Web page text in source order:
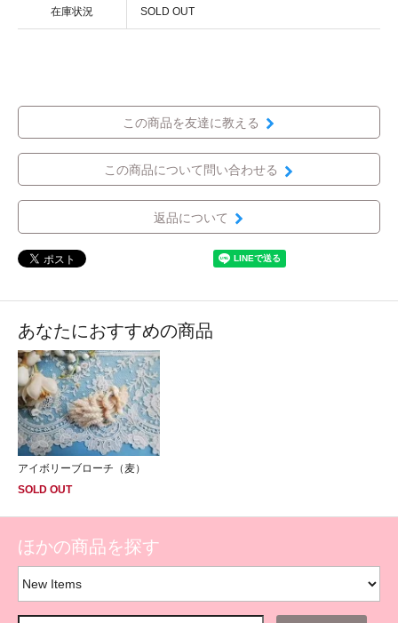
在庫状況 SOLD OUT
この商品を友達に教える
この商品について問い合わせる
返品について
あなたにおすすめの商品
アイボリーブローチ（麦）
SOLD OUT
ほかの商品を探す